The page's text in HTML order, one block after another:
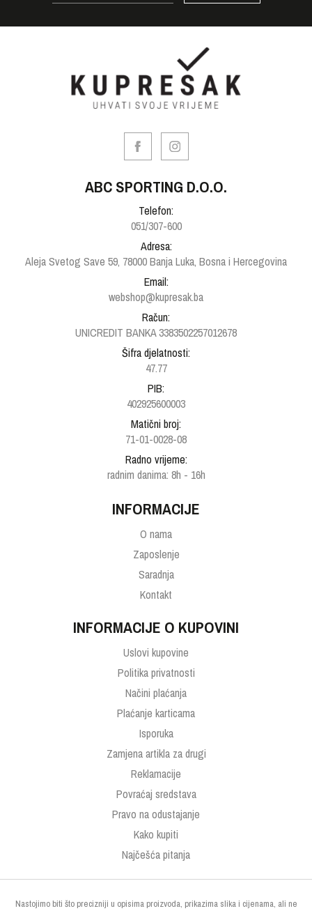
ABC SPORTING D.O.O.
Telefon:
051/307-600
Adresa:
Aleja Svetog Save 59, 78000 Banja Luka, Bosna i Hercegovina
Email:
webshop@kupresak.ba
Račun:
UNICREDIT BANKA 3383502257012678
Šifra djelatnosti:
47.77
PIB:
402925600003
Matični broj:
71-01-0028-08
Radno vrijeme:
radnim danima: 8h - 16h
INFORMACIJE
O nama
Zaposlenje
Saradnja
Kontakt
INFORMACIJE O KUPOVINI
Uslovi kupovine
Politika privatnosti
Načini plaćanja
Plaćanje karticama
Isporuka
Zamjena artikla za drugi
Reklamacije
Povraćaj sredstava
Pravo na odustajanje
Kako kupiti
Najčešća pitanja
Nastojimo biti što precizniji u opisima proizvoda, prikazima slika i cijenama, ali ne